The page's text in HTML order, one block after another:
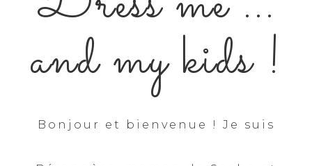
and my kids !
Bonjour et bienvenue ! Je suis